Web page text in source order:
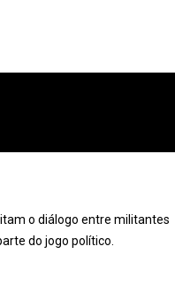
o diálogo entre militantes
do jogo político.